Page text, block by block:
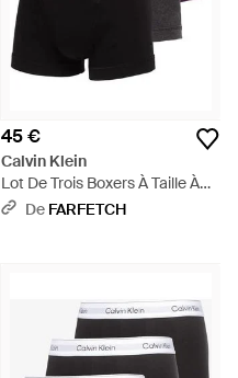
45 €
Calvin Klein
Lot De Trois Boxers À Taille À
Logo - Violet
De FARFETCH